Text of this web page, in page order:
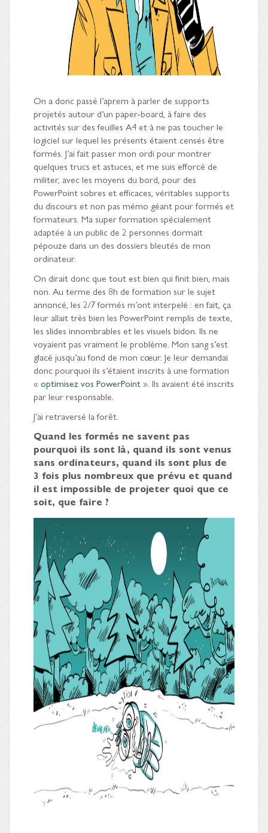
On a donc passé l’aprem à parler de supports
projetés autour d’un paper-board, à faire des
activités sur des feuilles A4 et à ne pas toucher le
logiciel sur lequel les présents étaient censés être
formés. J’ai fait passer mon ordi pour montrer
quelques trucs et astuces, et me suis efforcé de
militer, avec les moyens du bord, pour des
PowerPoint sobres et efficaces, véritables supports
du discours et non pas mémo géant pour formés et
formateurs. Ma super formation spécialement
adaptée à un public de 2 personnes dormait
pépouze dans un des dossiers bleutés de mon
ordinateur.
On dirait donc que tout est bien qui finit bien, mais
non. Au terme des 8h de formation sur le sujet
annoncé, les 2/7 formés m’ont interpelé : en fait, ça
leur allait très bien les PowerPoint remplis de texte,
les slides innombrables et les visuels bidon. Ils ne
voyaient pas vraiment le problème. Mon sang s’est
glacé jusqu’au fond de mon cœur. Je leur demandai
donc pourquoi ils s’étaient inscrits à une formation
« optimisez vos PowerPoint». Ils avaient été inscrits
par leur responsable.
J’ai retraversé la forêt.
Quand les formés ne savent pas
pourquoi ils sont là, quand ils sont venus
sans ordinateurs, quand ils sont plus de
3 fois plus nombreux que prévu et quand
il est impossible de projeter quoi que ce
soit, que faire ?